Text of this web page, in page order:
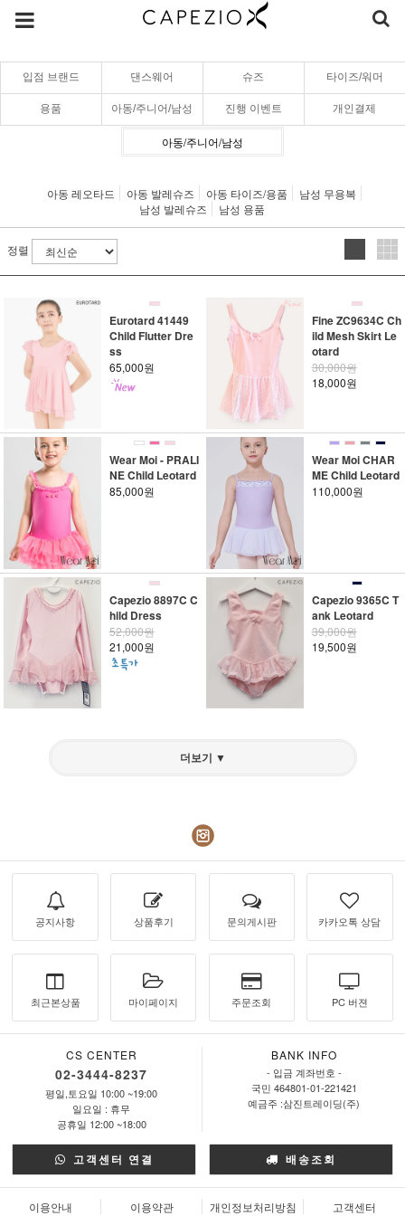
입점 브랜드 댄스웨어 슈즈 타이즈/워머
용품 아동/주니어/남성 진행 이벤트 개인결제
아동/주니어/남성
아동 레오타드 아동 발레슈즈 아동 타이즈/용품
남성 무용복
남성 발레슈즈
남성 용품
정렬
Eurotard 41449
Child Flutter Dre
ss
65,000원
Fine ZC9634C Ch
ild Mesh Skirt Le
otard
30,000원
18,000원
Wear Moi - PRALI
NE Child Leotard
85,000원
Wear Moi CHAR
ME Child Leotard
110,000원
Capezio 8897C C
hild Dress
52,000원
21,000원
Capezio 9365C T
ank Leotard
39,000원
19,500원
더보기 ▼
공지사항 상품후기 문의게시판 카카오톡 상담
최근본상품 마이페이지 주문조회 PC 버젼
CS CENTER
02-3444-8237
평일,토요일 10:00 ~19:00
일요일 : 휴무
공휴일 12:00 ~18:00
BANK INFO
- 입금 계좌번호 -
국민 464801-01-221421
예금주 :삼진트레이딩(주)
고객센터 연결 배송조회
이용안내 이용약관 개인정보처리방침 고객센터